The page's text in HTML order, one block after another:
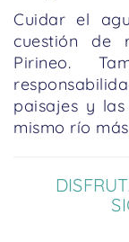
Cuidar el
cuestión de
Pirineo.
paisajes y
mismo río